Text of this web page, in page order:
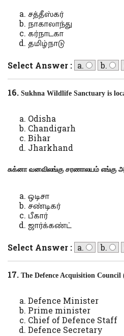
சத்தீஸ்கர்
நாகாலாந்து
கர்நாடகா
தமிழ்நாடு
Select Answer : a. b.
16.Sukhna Wildlife Sanctuary is
Odisha
Chandigarh
Bihar
Jharkhand
சுக்னா வனவிலங்கு சரணாலயம் எங்கு
ஒடிசா
சண்டிகர்
பீகார்
ஜார்க்கண்ட்
Select Answer : a. b.
17.The Defence Acquisition Council
Defence Minister
Prime minister
Chief of Defence Staff
Defence Secretary